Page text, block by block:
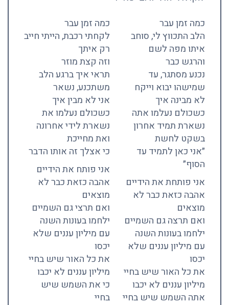
כמה זמן עבר
הלב התכווץ לי, סוחב
איתו מפה לשם
והרגש כבר
נכנע מסתגר, עד
שמישהו יבוא וייקח
לא מבינה איך
כשכולם נעלמו אתה
נשארת תמיד אחרון
בשקט לחשת
״אני כאן לתמיד עד
הסוף״
אני פותחת את הידיים
אהבה כזאת כבר לא
מוצאים
ואם תרצה גם השמיים
ילחמו בעונות השנה
עם מיליון עננים שלא
יכסו
את כל האור שיש בחיי
מיליון עננים לא יכבו
אתה השמש שיש בחיי
כמה זמן עבר
לקחתי רכבת, הייתי חייב
רק איתך
וזה קצת מוזר
תראי איך ברגע הלב
משתכנע, נשאר
אני לא מבין איך
כשכולם נעלמו את
נשארת לידי אחרונה
ואת מחייכת
כי אצלך זה אותו הדבר
אני פותח את הידיים
אהבה כזאת כבר לא
מוצאים
ואם תרצי גם השמיים
ילחמו בעונות השנה
עם מיליון עננים שלא
יכסו
את כל האור שיש בחיי
מיליון עננים לא יכבו
כי את השמש שיש
בחיי